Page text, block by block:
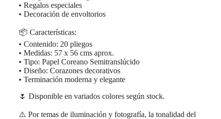
• Regalos especiales
• Decoración de envoltorios
📦 Características:
• Contenido: 20 pliegos
• Medidas: 57 x 56 cms aprox.
• Tipo: Papel Coreano Semitranslúcido
• Diseño: Corazones decorativos
• Terminación moderna y elegante
🌷 Disponible en variados colores según stock.
⚠️ Por temas de iluminación y fotografía, la tonalidad del